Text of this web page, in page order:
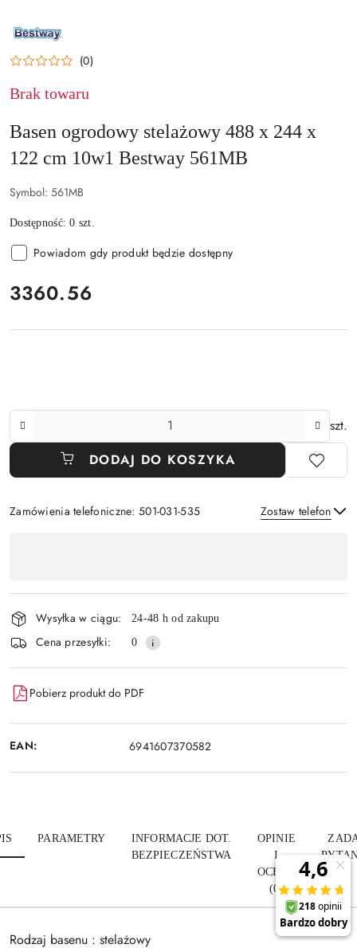
NAZWA
PRODUCENTA:
(0)
Brak towaru
Basen ogrodowy stelażowy 488 x 244 x
122 cm 10w1 Bestway 561MB
Symbol: 561MB
Dostępność:0 szt.
Powiadom gdy produkt będzie dostępny
cena:
3360.56
szt.
DODAJ DO KOSZYKA
Zamówienia telefoniczne: 501-031-535 Zostaw telefon
i
dostawa
Wysyłka w ciągu: 24-48 h od zakupu
Cena przesyłki: 0
Pobierz produkt do PDF
EAN: 6941607370582
PARAMETRY
INFORMACJE DOT.
BEZPIECZEŃSTWA
OPINIE
I
OCENY
(0)
Rodzaj basenu : stelażowy